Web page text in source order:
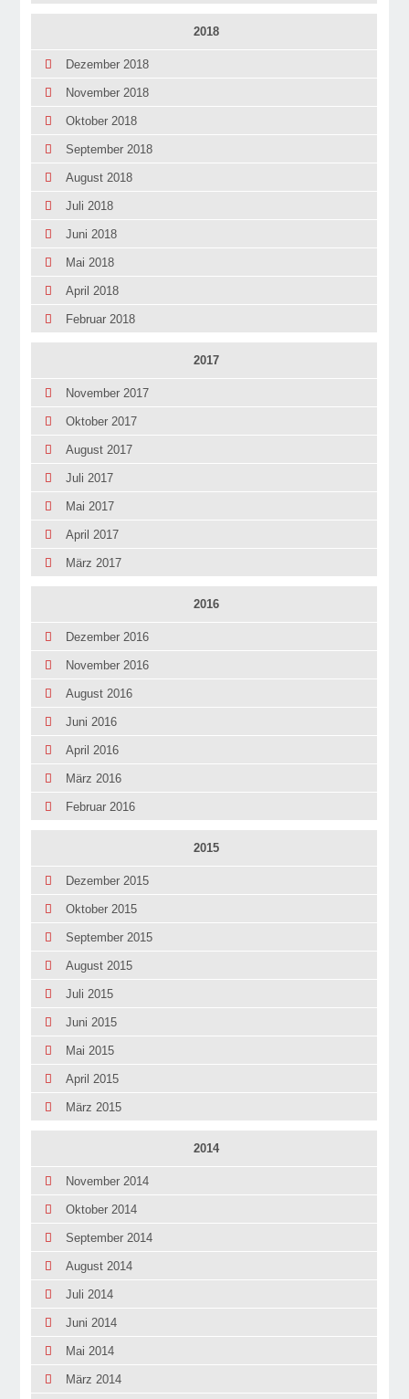
2018
Dezember 2018
November 2018
Oktober 2018
September 2018
August 2018
Juli 2018
Juni 2018
Mai 2018
April 2018
Februar 2018
2017
November 2017
Oktober 2017
August 2017
Juli 2017
Mai 2017
April 2017
März 2017
2016
Dezember 2016
November 2016
August 2016
Juni 2016
April 2016
März 2016
Februar 2016
2015
Dezember 2015
Oktober 2015
September 2015
August 2015
Juli 2015
Juni 2015
Mai 2015
April 2015
März 2015
2014
November 2014
Oktober 2014
September 2014
August 2014
Juli 2014
Juni 2014
Mai 2014
März 2014